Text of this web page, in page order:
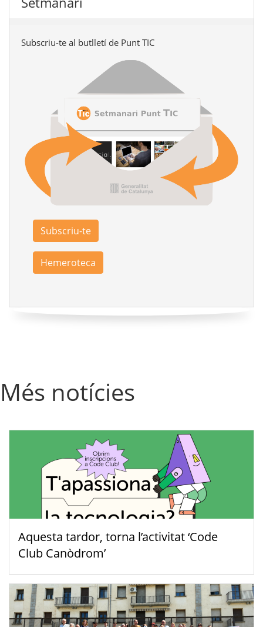
Subscriu-te al butlletí de Punt TIC
Subscriu-te
Hemeroteca
Més notícies
Aquesta tardor, torna l’activitat ‘Code
Club Canòdrom’